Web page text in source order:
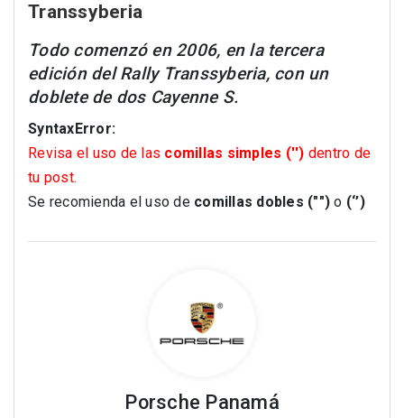
Transsyberia
Todo comenzó en 2006, en la tercera
edición del Rally Transsyberia, con un
doblete de dos Cayenne S.
SyntaxError:
Revisa el uso de las comillas simples ('') dentro de
tu post.
Se recomienda el uso de comillas dobles ("") o (‘’)
Porsche Panamá